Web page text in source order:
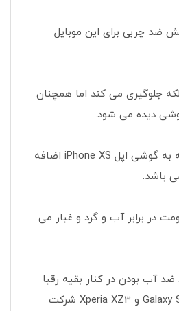
ضد چربی برای این موبایل
جلوگیری می کند اما همچنان
دیده می شود.
از ویژگی های مهمی که به گوشی اپل iPhone XS اضافه
در برابر آب و گرد و غبار می
آب بودن در کنار بقیه رقبا
همچون گوشی های Galaxy S9 و Xperia XZ3 شرکت